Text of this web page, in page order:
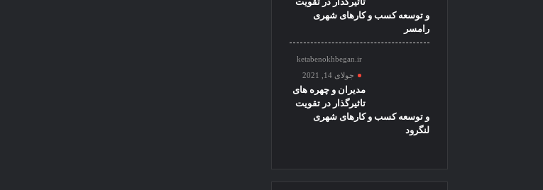
و توسعه کسب و کارهای شهری
رامسر
ketabenokhbegan.ir
جولای 14, 2021
مدیران و چهره های
تاثیرگذار در تقویت
و توسعه کسب و کارهای شهری
لنگرود